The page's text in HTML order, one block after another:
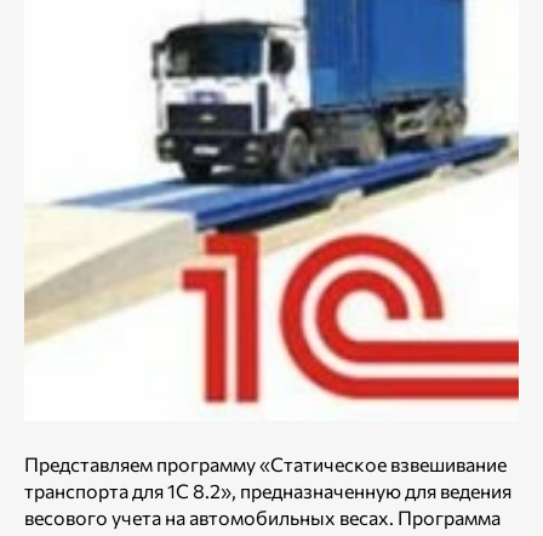
Представляем программу «Статическое взвешивание
транспорта для 1С 8.2», предназначенную для ведения
весового учета на автомобильных весах. Программа